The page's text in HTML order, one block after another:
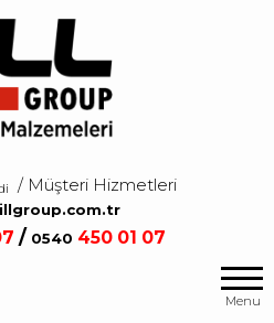
/ Müşteri Hizmetleri
/ 0540 450 01 07
Group
MalzemeleriMenu